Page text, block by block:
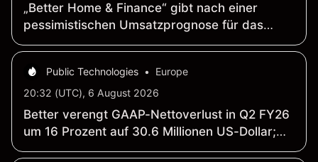
„Better Home & Finance“ gibt nach einer
pessimistischen Umsatzprognose für das
dritte Quartal nach
Public Technologies •
Europe
20:32 (UTC), 6 August 2026
Better verengt GAAP-Nettoverlust in Q2 FY26
um 16 Prozent auf 30.6 Millionen US-Dollar;
Nettoerlöse steigen um 28 Prozent auf 54.7